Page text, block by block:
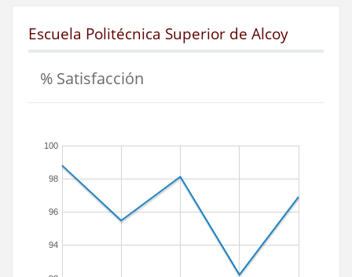
Escuela Politécnica Superior de Alcoy
% Satisfacción
94
96
98
100